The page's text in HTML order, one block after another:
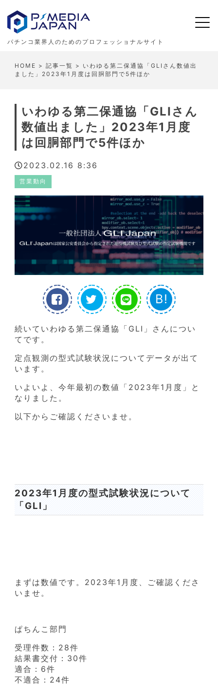
パチンコ業界人のためのプロフェッショナルサイト
HOME > 記事一覧 > いわゆる第二保通協「GLIさん数値出
ました」2023年1月度は回胴部門で5件ほか
いわゆる第二保通協「GLIさん
数値出ました」2023年1月度
は回胴部門で5件ほか
2023.02.16 8:36
営業動向
B!
続いていわゆる第二保通協「GLI」さんについ
てです。
定点観測の型式試験状況についてデータが出て
います。
いよいよ、今年最初の数値「2023年1月度」と
なりました。
以下からご確認くださいませ。
2023年1月度の型式試験状況について
「GLI」
まずは数値です。2023年1月度、ご確認くださ
いませ。
ぱちんこ部門
受理件数：28件
結果書交付：30件
適合：6件
不適合：24件